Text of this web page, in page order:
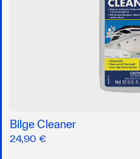
Bilge Cleaner
24,90 €